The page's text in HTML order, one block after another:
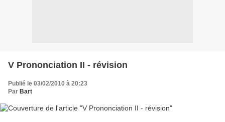
V Prononciation II - révision
Publié le 03/02/2010 à 20:23
Par Bart